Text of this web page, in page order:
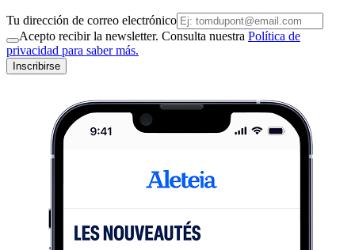
Tu dirección de correo electrónico
Acepto recibir la newsletter. Consulta nuestra Política de
privacidad para saber más.
Inscribirse